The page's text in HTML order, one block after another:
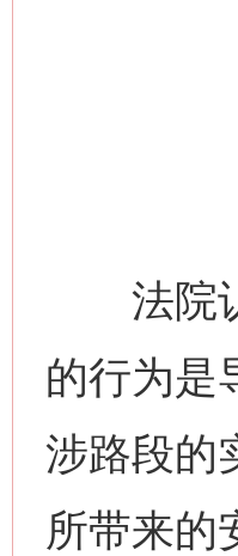
法院认
的行为是
涉路段的
所带来的